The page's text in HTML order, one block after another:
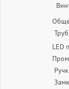
LED